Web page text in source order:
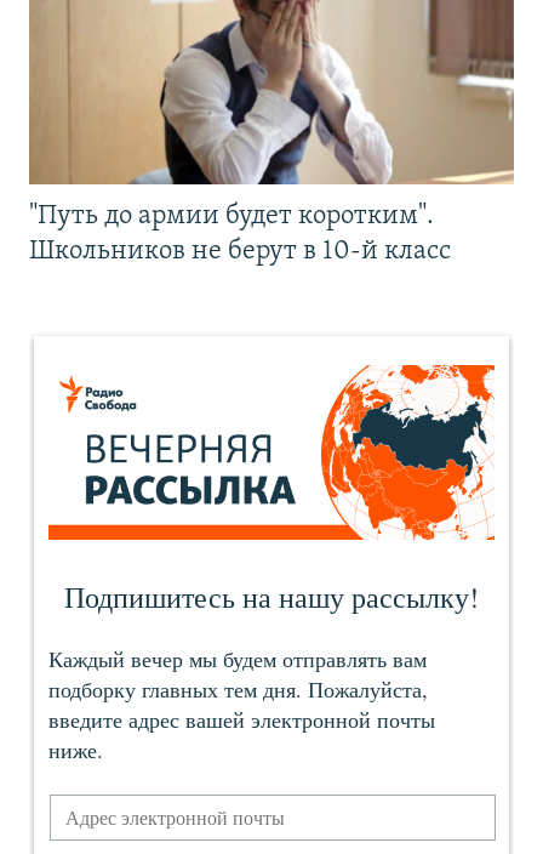
"Путь до армии будет коротким".
Школьников не берут в 10-й класс